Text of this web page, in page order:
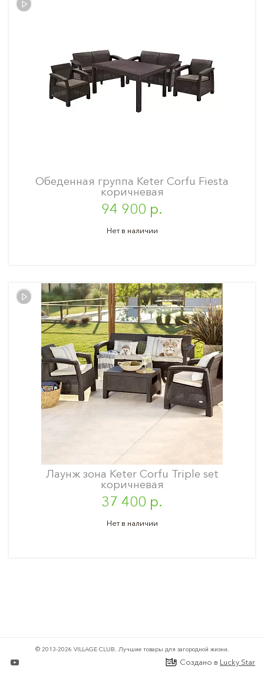
Обеденная группа Keter Corfu Fiesta
коричневая
94 900 р.
Нет в наличии
Лаунж зона Keter Corfu Triple set
коричневая
37 400 р.
Нет в наличии
© 2013-2026 VILLAGE CLUB. Лучшие товары для загородной жизни.
Создано в Lucky Star